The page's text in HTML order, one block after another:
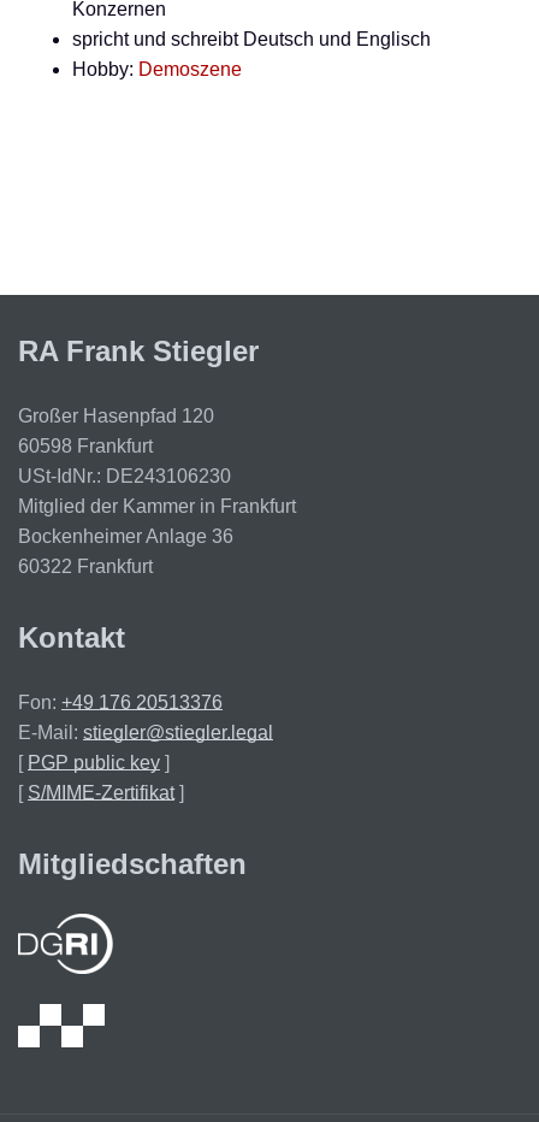
Konzernen
spricht und schreibt Deutsch und Englisch
Hobby: Demoszene
RA Frank Stiegler
Großer Hasenpfad 120
60598 Frankfurt
USt-IdNr.: DE243106230
Mitglied der Kammer in Frankfurt
Bockenheimer Anlage 36
60322 Frankfurt
Kontakt
Fon: +49 176 20513376
E-Mail: stiegler@stiegler.legal
[ PGP public key ]
[ S/MIME-Zertifikat]
Mitgliedschaften